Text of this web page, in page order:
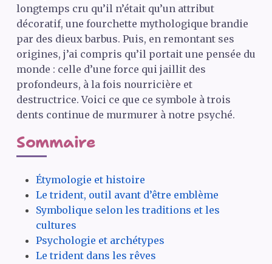
longtemps cru qu’il n’était qu’un attribut
décoratif, une fourchette mythologique brandie
par des dieux barbus. Puis, en remontant ses
origines, j’ai compris qu’il portait une pensée du
monde : celle d’une force qui jaillit des
profondeurs, à la fois nourricière et
destructrice. Voici ce que ce symbole à trois
dents continue de murmurer à notre psyché.
Sommaire
Étymologie et histoire
Le trident, outil avant d’être emblème
Symbolique selon les traditions et les
cultures
Psychologie et archétypes
Le trident dans les rêves